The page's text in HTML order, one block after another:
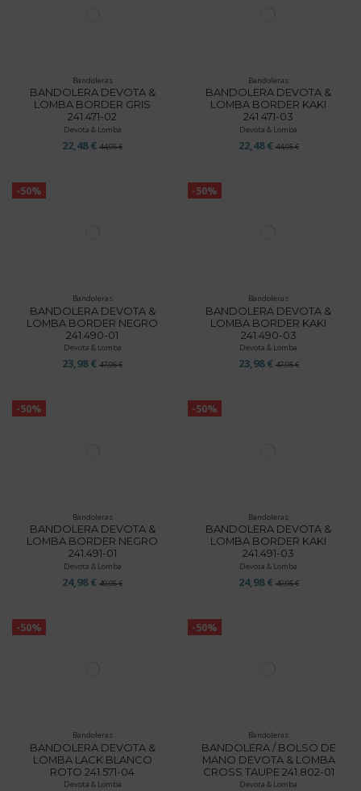
Bandoleras
BANDOLERA DEVOTA &
LOMBA BORDER GRIS
241.471-02
Devota & Lomba
22,48 €44,95 €
Bandoleras
BANDOLERA DEVOTA &
LOMBA BORDER KAKI
241.471-03
Devota & Lomba
22,48 € 44,95 €
-50%
Bandoleras
BANDOLERA DEVOTA &
LOMBA BORDER NEGRO
241.490-01
Devota & Lomba
23,98 €47,95 €
-50%
Bandoleras
BANDOLERA DEVOTA &
LOMBA BORDER KAKI
241.490-03
Devota & Lomba
23,98 € 47,95 €
-50%
Bandoleras
BANDOLERA DEVOTA &
LOMBA BORDER NEGRO
241.491-01
Devota & Lomba
24,98 €49,95 €
-50%
Bandoleras
BANDOLERA DEVOTA &
LOMBA BORDER KAKI
241.491-03
Devota & Lomba
24,98 € 49,95 €
-50%
Bandoleras
BANDOLERA DEVOTA &
LOMBA LACK BLANCO
ROTO 241.571-04
Devota & Lomba
-50%
Bandoleras
BANDOLERA / BOLSO DE
MANO DEVOTA & LOMBA
CROSS TAUPE 241.802-01
Devota & Lomba